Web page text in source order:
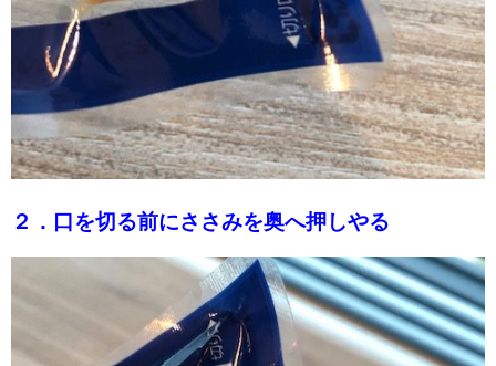
２．口を切る前にささみを奥へ押しやる